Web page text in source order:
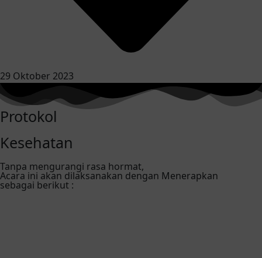
29 Oktober 2023
Protokol
Kesehatan
Tanpa mengurangi rasa hormat,
Acara ini akan dilaksanakan dengan Menerapkan
sebagai berikut :